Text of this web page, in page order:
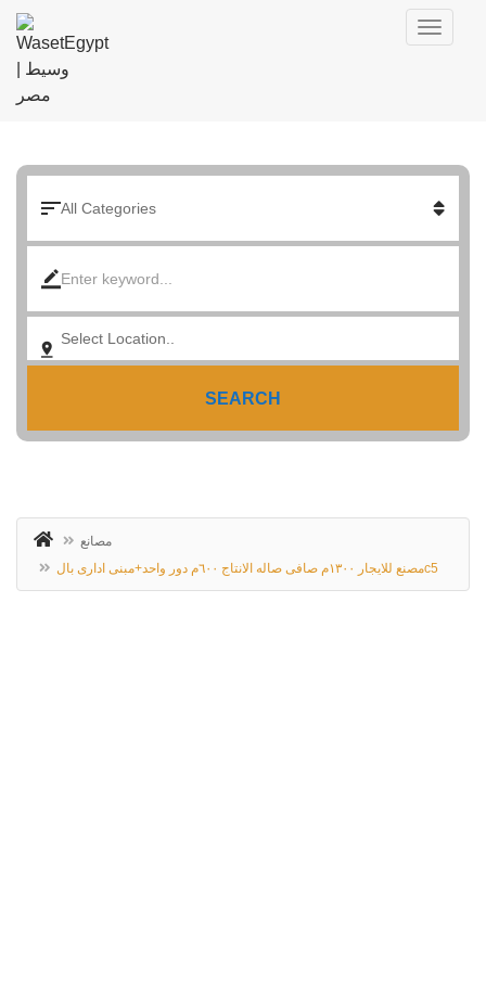
SEARCH
مصانع
مصنع للايجار ١٣٠٠م صافى صاله الانتاج ٦٠٠م دور واحد+مبنى ادارى بالc5